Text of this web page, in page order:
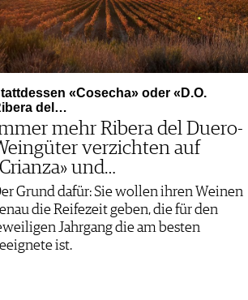
«Cosecha» oder «D.O.
del…
mehr Ribera del Duero-
verzichten auf
und…
Grund dafür: Sie wollen ihren Weinen
die Reifezeit geben, die für den
Jahrgang die am besten
ist.